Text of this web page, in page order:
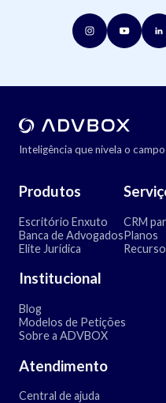
Inteligência que nivela o
Produtos
Escritório Enxuto
Banca de Advogados
Elite Jurídica
CRM
Planos
Institucional
Blog
Modelos de Petições
Sobre a ADVBOX
Atendimento
Central de ajuda